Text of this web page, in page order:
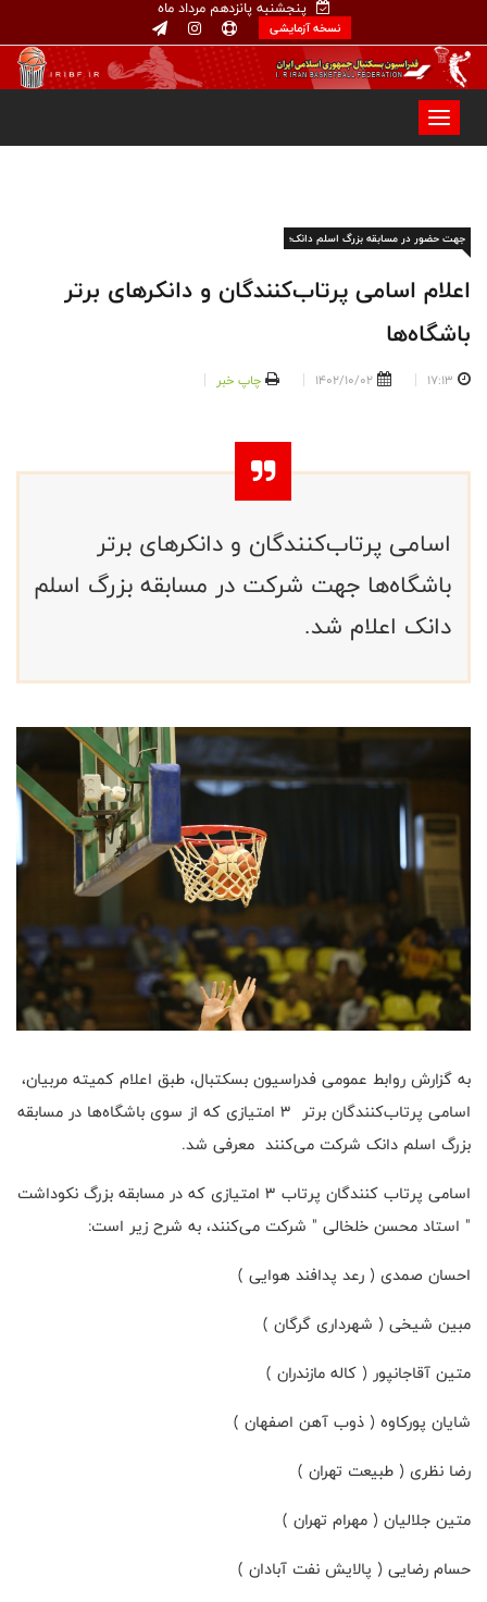
پنجشنبه پانزدهم مرداد ماه
نسخه آزمایشی
جهت حضور در مسابقه بزرگ اسلم دانک؛
اعلام اسامی پرتاب‌کنندگان و دانکرهای برتر
باشگاه‌ها
17:13
1402/10/02 چاپ خبر
اسامی پرتاب‌کنندگان و دانکرهای برتر
باشگاه‌ها جهت شرکت در مسابقه بزرگ اسلم
دانک اعلام شد.
به گزارش روابط عمومی فدراسیون بسکتبال، طبق اعلام کمیته مربیان،
اسامی پرتاب‌کنندگان برتر ۳ امتیازی که از سوی باشگاه‌ها در مسابقه
بزرگ اسلم دانک شرکت می‌کنند معرفی شد.
اسامی پرتاب کنندگان پرتاب ۳ امتیازی که در مسابقه بزرگ نکوداشت
" استاد محسن خلخالی " شرکت می‌کنند، به شرح زیر است:
احسان صمدی ( رعد پدافند هوایی )
مبین شیخی ( شهرداری گرگان )
متین آقاجانپور ( کاله مازندران )
شایان پورکاوه ( ذوب آهن اصفهان )
رضا نظری ( طبیعت تهران )
متین جلالیان ( مهرام تهران )
حسام رضایی ( پالایش نفت آبادان )